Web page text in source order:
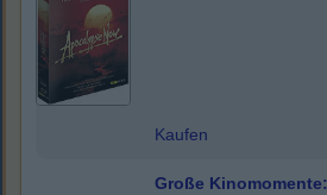
Kaufen
Große